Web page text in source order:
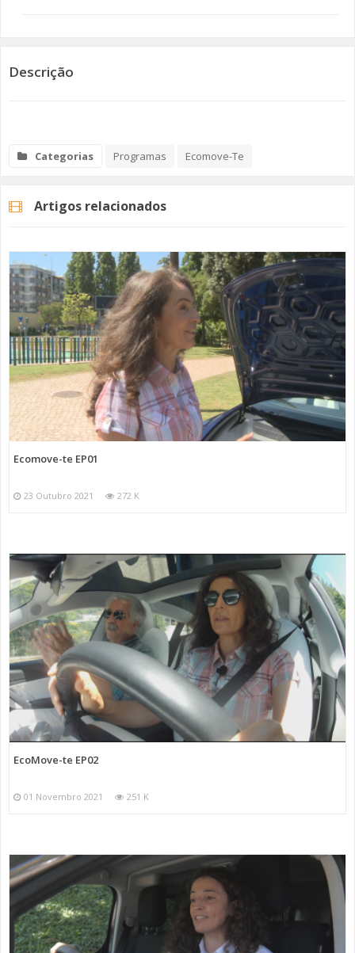
ENCONTROS IMAGINÁRIOS
ECOMOVE-TE
Descrição
Categorias Programas Ecomove-Te
Artigos relacionados
Ecomove-te EP01
23 Outubro 2021 272 K
EcoMove-te EP02
01 Novembro 2021 251 K